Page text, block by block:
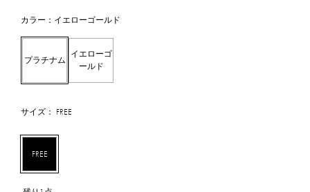
カラー：イエローゴールド
プラチナム
イエローゴ
ールド
サイズ： FREE
FREE